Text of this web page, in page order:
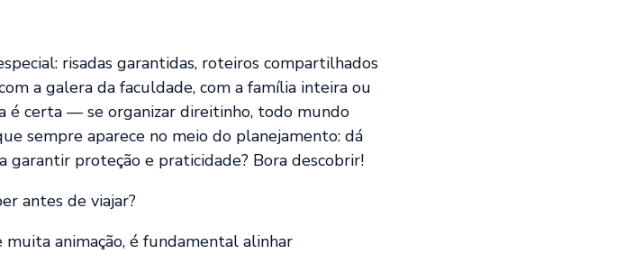
risadas garantidas, roteiros compartilhados
a galera da faculdade, com a família inteira ou
é certa — se organizar direitinho, todo mundo
sempre aparece no meio do planejamento: dá
garantir proteção e praticidade? Bora descobrir!
antes de viajar?
animação, é fundamental alinhar